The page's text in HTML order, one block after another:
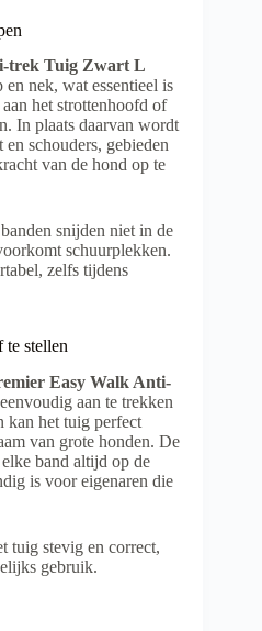
trek Tuig Zwart L
nek, wat essentieel is
het strottenhoofd of
In plaats daarvan wordt
schouders, gebieden
van de hond op te
snijden niet in de
schuurplekken.
zelfs tijdens
te stellen
Easy Walk Anti-
aan te trekken
kan het tuig perfect
van grote honden. De
band altijd op de
is voor eigenaren die
tuig stevig en correct,
gebruik.